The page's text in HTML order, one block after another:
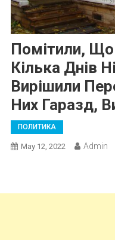
Помітили, Що
Кілька Днів
Вирішили
Них Гаразд,
ПОЛИТИКА
May 12, 2022 Admin